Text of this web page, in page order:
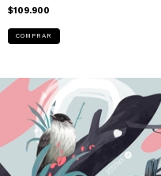
$109.900